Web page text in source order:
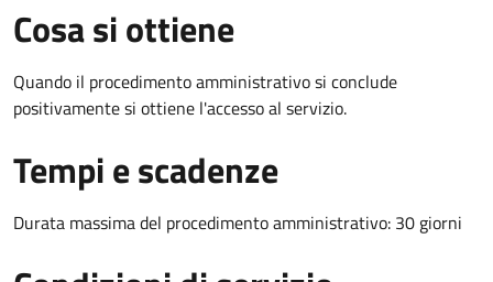
Cosa si ottiene
Quando il procedimento amministrativo si conclude
positivamente si ottiene l'accesso al servizio.
Tempi e scadenze
Durata massima del procedimento amministrativo: 30 giorni